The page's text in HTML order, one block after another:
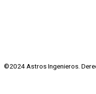
©2024 Astros Ingenieros.